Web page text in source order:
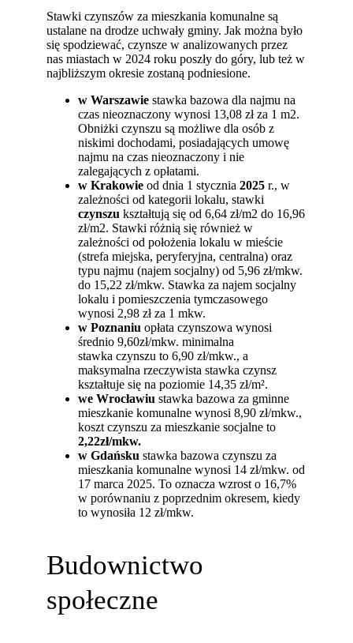
Stawki czynszów za mieszkania komunalne są
ustalane na drodze uchwały gminy. Jak można było
się spodziewać, czynsze w analizowanych przez
nas miastach w 2024 roku poszły do góry, lub też w
najbliższym okresie zostaną podniesione.
w Warszawie stawka bazowa dla najmu na
czas nieoznaczony wynosi 13,08 zł za 1 m2.
Obniżki czynszu są możliwe dla osób z
niskimi dochodami, posiadających umowę
najmu na czas nieoznaczony i nie
zalegających z opłatami.
w Krakowie od dnia 1 stycznia2025r., w
zależności od kategorii lokalu, stawki
czynszukształtują się od 6,64 zł/m2 do 16,96
zł/m2. Stawki różnią się również w
zależności od położenia lokalu w mieście
(strefa miejska, peryferyjna, centralna) oraz
typu najmu (najem socjalny) od 5,96 zł/mkw.
do 15,22 zł/mkw. Stawka za najem socjalny
lokalu i pomieszczenia tymczasowego
wynosi 2,98 zł za 1 mkw.
w Poznaniu opłata czynszowa wynosi
średnio 9,60zł/mkw. minimalna
stawka czynszu to 6,90 zł/mkw., a
maksymalna rzeczywista stawka czynsz
kształtuje się na poziomie 14,35 zł/m².
we Wrocławiu stawka bazowa za gminne
mieszkanie komunalne wynosi 8,90 zł/mkw.,
koszt czynszu za mieszkanie socjalne to
2,22zł/mkw.
w Gdańsku stawka bazowa czynszu za
mieszkania komunalne wynosi 14 zł/mkw. od
17 marca 2025. To oznacza wzrost o 16,7%
w porównaniu z poprzednim okresem, kiedy
to wynosiła 12 zł/mkw.
Budownictwo
społeczne